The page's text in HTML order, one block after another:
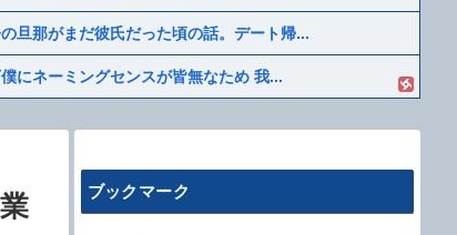
旦那がまだ彼氏だった頃の話。デート帰...
にネーミングセンスが皆無なため 我...
ブックマーク